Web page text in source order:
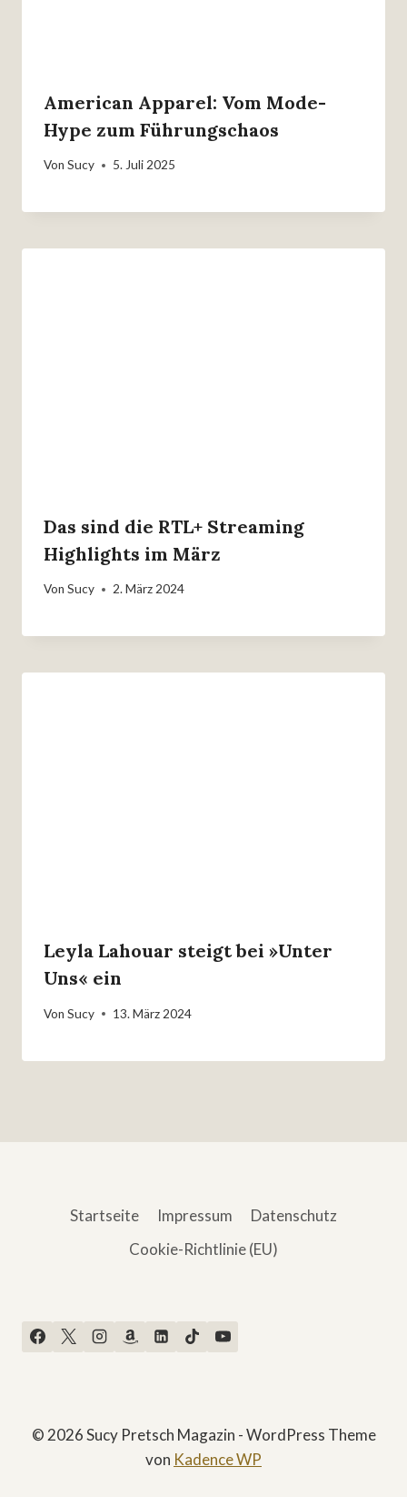
American Apparel: Vom Mode-
Hype zum Führungschaos
Von Sucy 5. Juli 2025
Das sind die RTL+ Streaming
Highlights im März
Von Sucy 2. März 2024
Leyla Lahouar steigt bei »Unter
Uns« ein
Von Sucy 13. März 2024
Startseite Impressum
Datenschutz
Cookie-Richtlinie (EU)
© 2026 Sucy Pretsch Magazin - WordPress Theme
von Kadence WP